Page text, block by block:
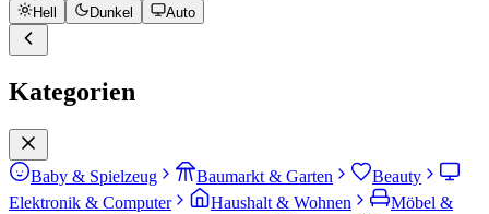
Hell Dunkel Auto
Kategorien
Baby & Spielzeug Baumarkt & Garten
Beauty
Elektronik & Computer
Haushalt & Wohnen
Möbel &